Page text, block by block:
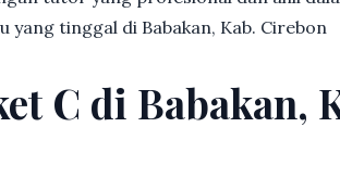
yang tinggal di Babakan, Kab. Cirebon
C di Babakan,